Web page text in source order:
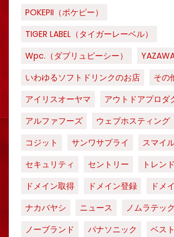
POKEPII（ポケピー）
TIGER LABEL（タイガーレーベル）
Wpc.（ダブリュピーシー）
いわゆるソフトドリンクのお店
その
アイリスオーヤマ
アウトドアプロダ
アルファフーズ
ウェブホスティング
コジット
サンワサプライ
スマイ
セキュリティ
セントリー
トレンド
ドメイン取得
ドメイン登録
ドメ
ナカバヤシ
ニュース
ノムラテック
ノーブランド
パナソニック
ベス